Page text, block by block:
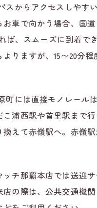
スからアクセスしやす
車で向かう場合、国道
ば、スムーズに到着で
りますが、15〜20分程
町には直接モノレール
浦西駅や首里駅まで行
えて赤嶺駅へ。赤嶺
チ那覇本店では送迎
店の際は、公共交通機